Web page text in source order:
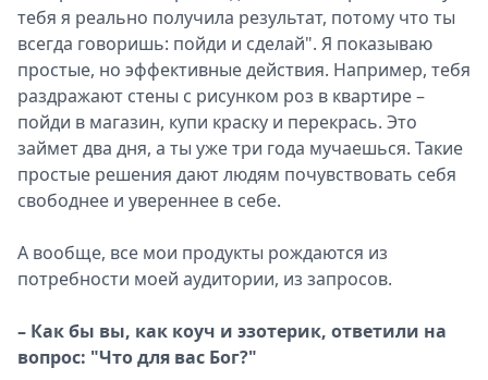
тебя я реально получила результат, потому что ты
всегда говоришь: пойди и сделай". Я показываю
простые, но эффективные действия. Например, тебя
раздражают стены с рисунком роз в квартире –
пойди в магазин, купи краску и перекрась. Это
займет два дня, а ты уже три года мучаешься. Такие
простые решения дают людям почувствовать себя
свободнее и увереннее в себе.
А вообще, все мои продукты рождаются из
потребности моей аудитории, из запросов.
– Как бы вы, как коуч и эзотерик, ответили на
вопрос: "Что для вас Бог?"